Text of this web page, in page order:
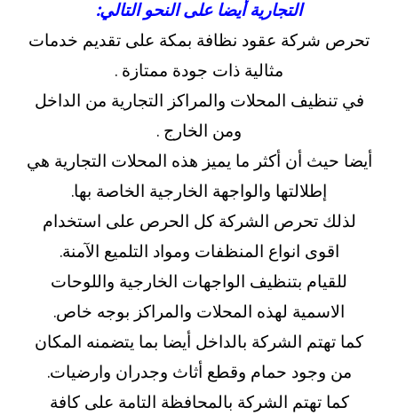
التجارية أيضا على النحو التالي:
تحرص شركة عقود نظافة بمكة على تقديم خدمات
مثالية ذات جودة ممتازة .
في تنظيف المحلات والمراكز التجارية من الداخل
ومن الخارج .
أيضا حيث أن أكثر ما يميز هذه المحلات التجارية هي
إطلالتها والواجهة الخارجية الخاصة بها.
لذلك تحرص الشركة كل الحرص على استخدام
اقوى انواع المنظفات ومواد التلميع الآمنة.
للقيام بتنظيف الواجهات الخارجية واللوحات
الاسمية لهذه المحلات والمراكز بوجه خاص.
كما تهتم الشركة بالداخل أيضا بما يتضمنه المكان
من وجود حمام وقطع أثاث وجدران وارضيات.
كما تهتم الشركة بالمحافظة التامة على كافة